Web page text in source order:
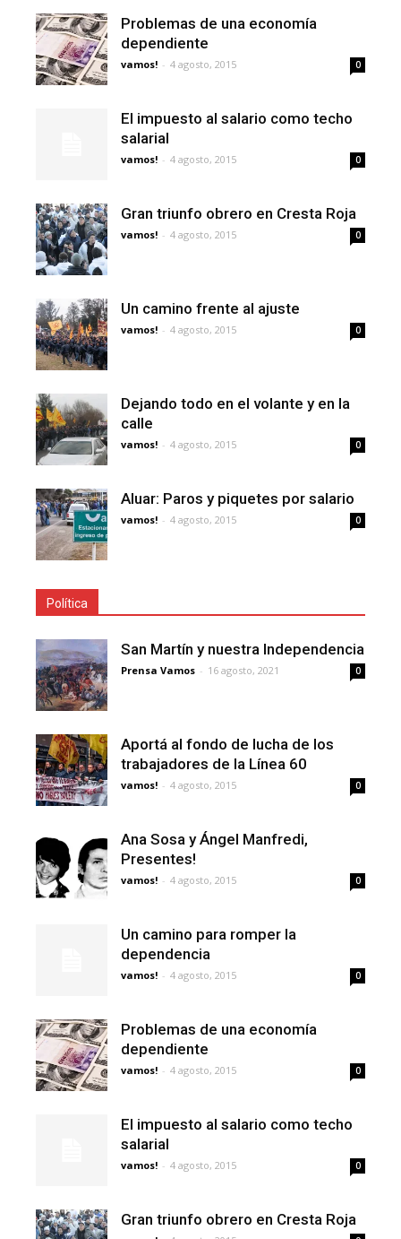
Problemas de una economía
dependiente
vamos! - 4 agosto, 2015 0
El impuesto al salario como techo
salarial
vamos! - 4 agosto, 2015 0
Gran triunfo obrero en Cresta Roja
vamos! - 4 agosto, 2015 0
Un camino frente al ajuste
vamos! - 4 agosto, 2015 0
Dejando todo en el volante y en la
calle
vamos! - 4 agosto, 2015 0
Aluar: Paros y piquetes por salario
vamos! - 4 agosto, 2015 0
Política
San Martín y nuestra Independencia
Prensa Vamos - 16 agosto, 2021 0
Aportá al fondo de lucha de los
trabajadores de la Línea 60
vamos! - 4 agosto, 2015 0
Ana Sosa y Ángel Manfredi,
Presentes!
vamos! - 4 agosto, 2015 0
Un camino para romper la
dependencia
vamos! - 4 agosto, 2015 0
Problemas de una economía
dependiente
vamos! - 4 agosto, 2015 0
El impuesto al salario como techo
salarial
vamos! - 4 agosto, 2015 0
Gran triunfo obrero en Cresta Roja